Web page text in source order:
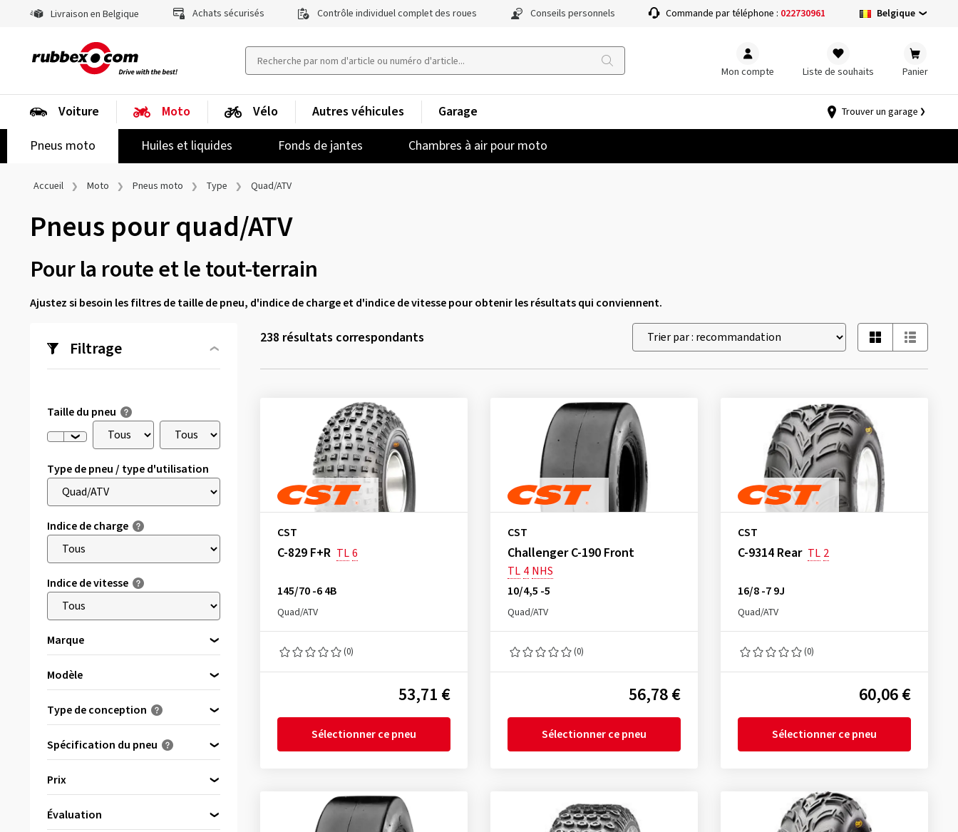
Livraison en Belgique Achats sécurisés Contrôle individuel complet des roues Conseils personnels Commande par téléphone : 022730961 Belgique
Mon compte Liste de souhaits Panier
Voiture
Moto
Pneus moto
Huiles et liquides Fonds de jantes Chambres à air pour moto
Vélo Autres véhicules Garage Trouver un garage
Accueil Moto Pneus moto Type Quad/ATV
Pneus pour quad/ATV
Pour la route et le tout-terrain
Ajustez si besoin les filtres de taille de pneu, d'indice de charge et d'indice de vitesse pour obtenir les résultats qui conviennent.
Filtrage
Taille du pneu
Type de pneu / type d'utilisation
Indice de charge
Indice de vitesse
Marque
Duro(8)
Kenda(28)
Modèle
Type de conception
Spécification du pneu
TL - Tubeless(238)
Prix
von
bis
Évaluation
238 résultats correspondants
CST
C-829 F+R TL6
145/70 -6 4B
Quad/ATV
(0)
53,71 €
Sélectionner ce pneu
CST
Challenger C-190 Front
TL 4 NHS
10/4,5 -5
Quad/ATV
(0)
56,78 €
Sélectionner ce pneu
CST
C-9314 Rear TL 2
16/8 -7 9J
Quad/ATV
(0)
60,06 €
Sélectionner ce pneu